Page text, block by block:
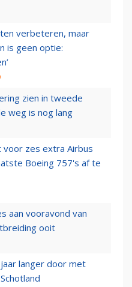
verbeteren, maar
is geen optie:
zien in tweede
weg is nog lang
voor zes extra Airbus
Boeing 757's af te
aan vooravond van
ooit
langer door met